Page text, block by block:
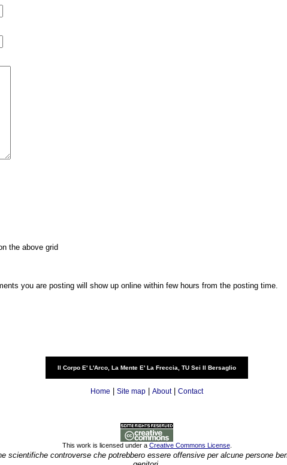
the above grid
you are posting will show up online within few hours from the posting time.
Il Corpo E' L'Arco, La Mente E' La Freccia, TU Sei Il Bersaglio
Home Site map About| Contact
This work is licensed under a Creative Commons License.
scientifiche controverse che potrebbero essere offensive per alcune persone